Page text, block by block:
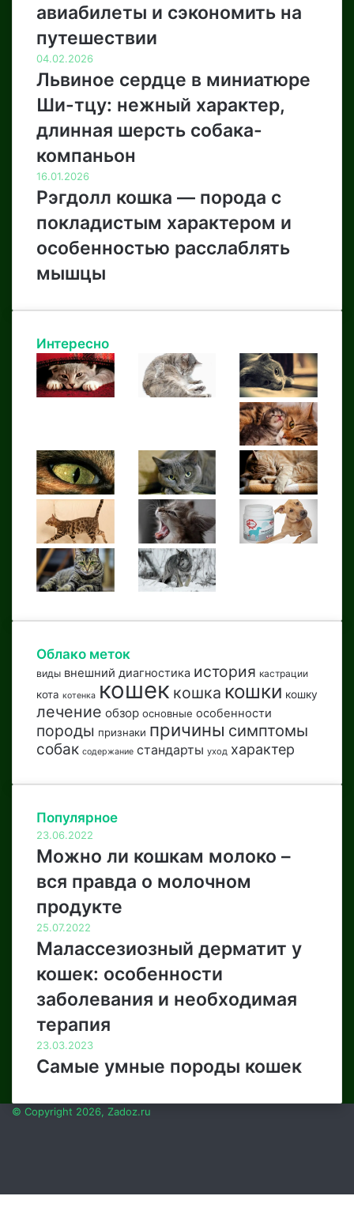
авиабилеты и сэкономить на
путешествии
04.02.2026
Львиное сердце в миниатюре
Ши-тцу: нежный характер,
длинная шерсть собака-
компаньон
16.01.2026
Рэгдолл кошка — порода с
покладистым характером и
особенностью расслаблять
мышцы
Интересно
Облако меток
виды внешний диагностика история кастрации
кота котенка кошек кошка кошки кошку
лечение обзор основные особенности
породы признаки причины симптомы
собак содержание стандарты уход характер
Популярное
23.06.2022
Можно ли кошкам молоко –
вся правда о молочном
продукте
25.07.2022
Малассезиозный дерматит у
кошек: особенности
заболевания и необходимая
терапия
23.03.2023
Самые умные породы кошек
© Copyright 2026, Zadoz.ru